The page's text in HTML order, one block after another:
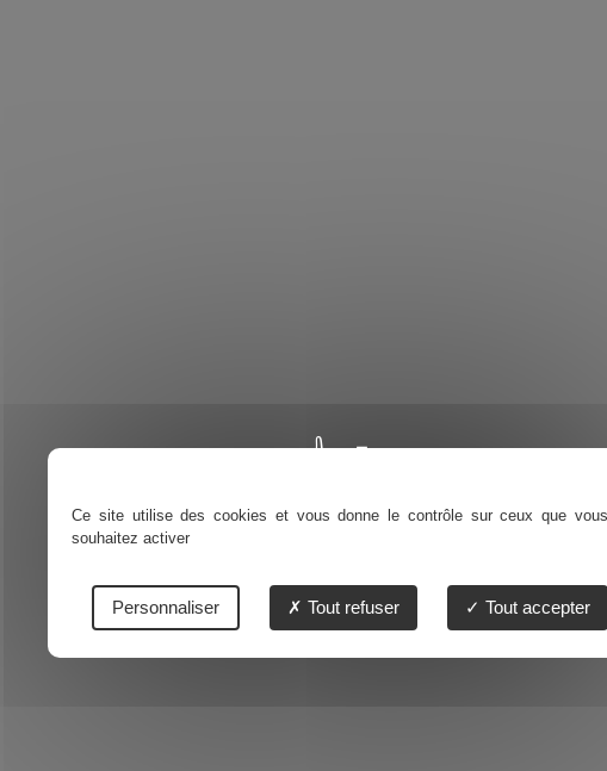
Ce site utilise des cookies et vous donne le contrôle sur ceux que vous
souhaitez activer
Tout accepter
Tout refuser
Personnaliser